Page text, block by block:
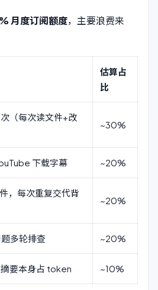
月度订阅额度，主要浪费来
估算占
比
（每次读文件+改
~30%
下载字幕 ~20%
，每次重复交代背
~20%
多轮排查 ~20%
要本身占 token ~10%